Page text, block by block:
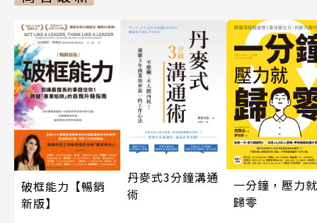
破框能力【暢銷
新版】
丹麥式3分鐘溝通
術
一分鐘，壓力就
歸零